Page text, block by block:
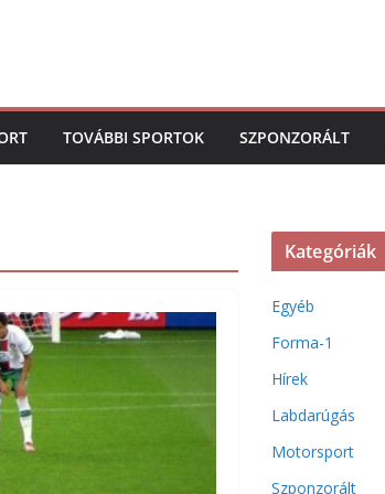
TOVÁBBI SPORTOK SZPONZORÁLT
Kategóriák
Egyéb
Forma-1
Hírek
Labdarúgás
Motorsport
Szponzorált